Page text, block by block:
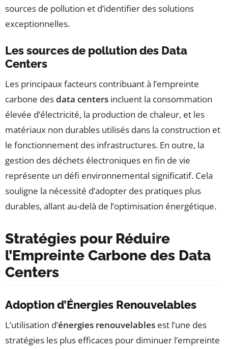
sources de pollution et d’identifier des solutions
exceptionnelles.
Les sources de pollution des Data
Centers
Les principaux facteurs contribuant à l’empreinte
carbone desdata centers incluent la consommation
élevée d’électricité, la production de chaleur, et les
matériaux non durables utilisés dans la construction et
le fonctionnement des infrastructures. En outre, la
gestion des déchets électroniques en fin de vie
représente un défi environnemental significatif. Cela
souligne la nécessité d’adopter des pratiques plus
durables, allant au-delà de l’optimisation énergétique.
Stratégies pour Réduire
l’Empreinte Carbone des Data
Centers
Adoption d’Énergies Renouvelables
L’utilisation d’énergies renouvelables est l’une des
stratégies les plus efficaces pour diminuer l’empreinte